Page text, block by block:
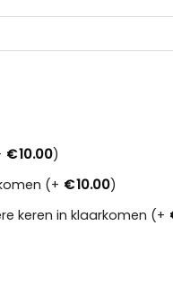
€10.00)
(+ €10.00)
keren in klaarkomen (+